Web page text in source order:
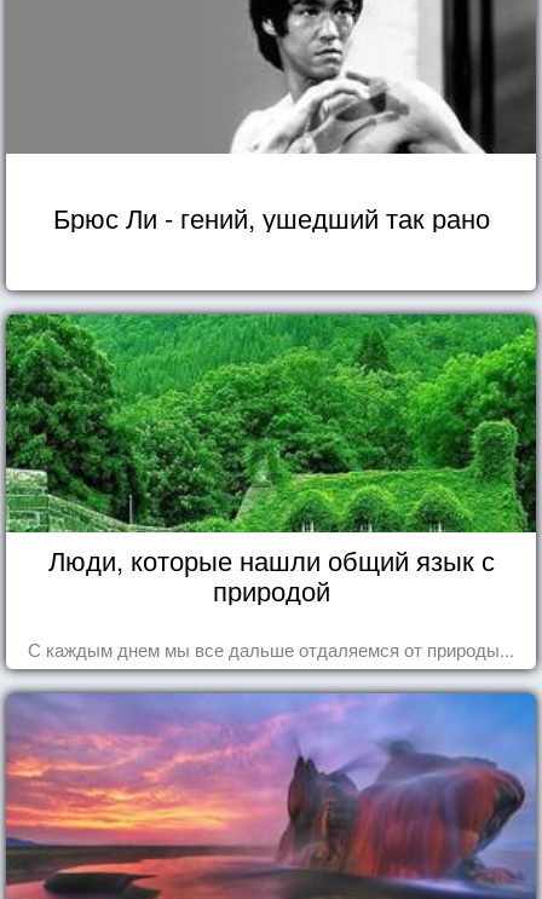
Брюс Ли - гений, ушедший так рано
Люди, которые нашли общий язык с
природой
С каждым днем мы все дальше отдаляемся от природы...